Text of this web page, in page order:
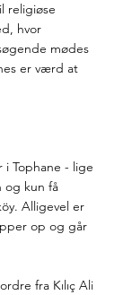
religiøse
hvor
mødes
er værd at
i Tophane - lige
og kun få
Alligevel er
op og går
fra Kılıç Ali